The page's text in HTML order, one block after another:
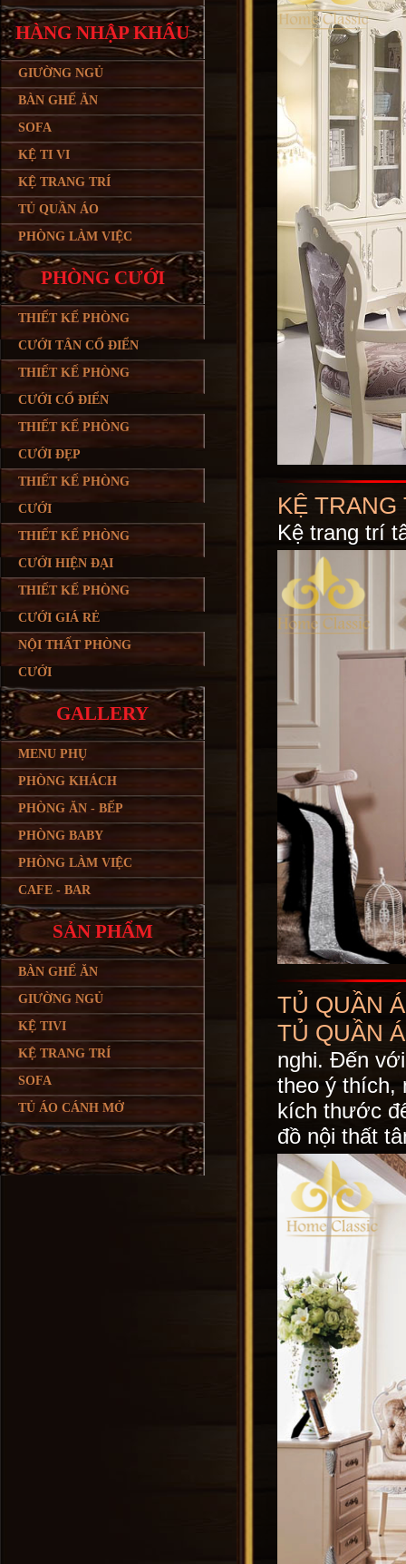
HÀNG NHẬP KHẨU
GIƯỜNG NGỦ
BÀN GHẾ ĂN
SOFA
KỆ TI VI
KỆ TRANG TRÍ
TỦ QUẦN ÁO
PHÒNG LÀM VIỆC
PHÒNG CƯỚI
THIẾT KẾ PHÒNG
CƯỚI TÂN CỔ ĐIỂN
THIẾT KẾ PHÒNG
CƯỚI CỔ ĐIỂN
THIẾT KẾ PHÒNG
CƯỚI ĐẸP
THIẾT KẾ PHÒNG
CƯỚI
THIẾT KẾ PHÒNG
CƯỚI HIỆN ĐẠI
THIẾT KẾ PHÒNG
CƯỚI GIÁ RẺ
NỘI THẤT PHÒNG
CƯỚI
GALLERY
MENU PHỤ
PHÒNG KHÁCH
PHÒNG ĂN - BẾP
PHÒNG BABY
PHÒNG LÀM VIỆC
CAFE - BAR
SẢN PHẨM
BÀN GHẾ ĂN
GIƯỜNG NGỦ
KỆ TIVI
KỆ TRANG TRÍ
SOFA
TỦ ÁO CÁNH MỞ
KỆ
Kệ trang trí
TỦ QUẦN
TỦ QUẦN
nghi. Đến
theo ý thích,
kích thước
đồ nội thất